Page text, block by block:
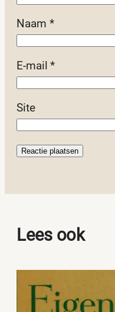
Naam *
E-mail*
Site
Lees ook